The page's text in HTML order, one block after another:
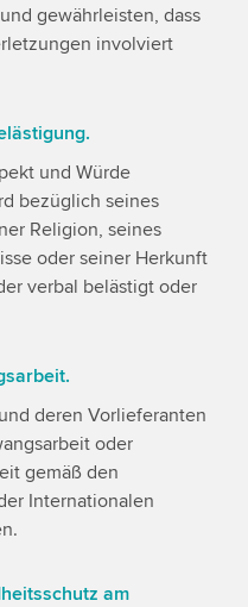
gewährleisten, dass
involviert
und Würde
bezüglich seines
Religion, seines
oder seiner Herkunft
verbal belästigt oder
deren Vorlieferanten
oder
gemäß den
Internationalen
am